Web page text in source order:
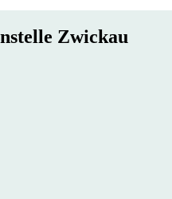
Zwickau